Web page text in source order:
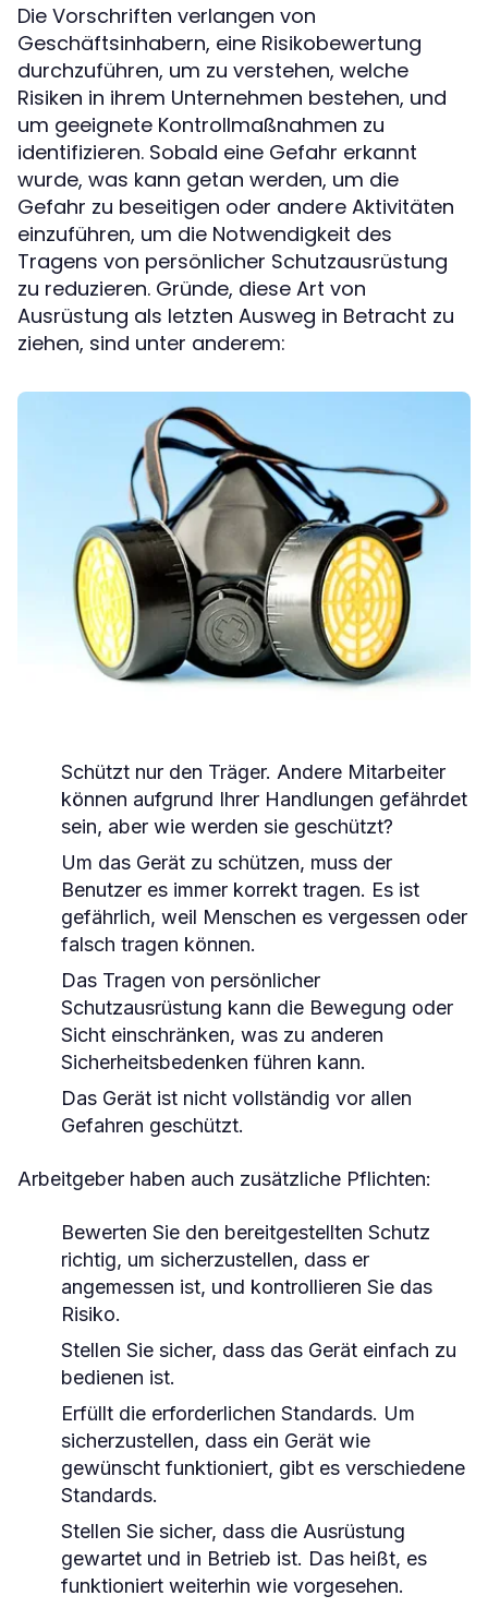
Die Vorschriften verlangen von
Geschäftsinhabern, eine Risikobewertung
durchzuführen, um zu verstehen, welche
Risiken in ihrem Unternehmen bestehen, und
um geeignete Kontrollmaßnahmen zu
identifizieren. Sobald eine Gefahr erkannt
wurde, was kann getan werden, um die
Gefahr zu beseitigen oder andere Aktivitäten
einzuführen, um die Notwendigkeit des
Tragens von persönlicher Schutzausrüstung
zu reduzieren. Gründe, diese Art von
Ausrüstung als letzten Ausweg in Betracht zu
ziehen, sind unter anderem:
Schützt nur den Träger. Andere Mitarbeiter
können aufgrund Ihrer Handlungen gefährdet
sein, aber wie werden sie geschützt?
Um das Gerät zu schützen, muss der
Benutzer es immer korrekt tragen. Es ist
gefährlich, weil Menschen es vergessen oder
falsch tragen können.
Das Tragen von persönlicher
Schutzausrüstung kann die Bewegung oder
Sicht einschränken, was zu anderen
Sicherheitsbedenken führen kann.
Das Gerät ist nicht vollständig vor allen
Gefahren geschützt.
Arbeitgeber haben auch zusätzliche Pflichten:
Bewerten Sie den bereitgestellten Schutz
richtig, um sicherzustellen, dass er
angemessen ist, und kontrollieren Sie das
Risiko.
Stellen Sie sicher, dass das Gerät einfach zu
bedienen ist.
Erfüllt die erforderlichen Standards. Um
sicherzustellen, dass ein Gerät wie
gewünscht funktioniert, gibt es verschiedene
Standards.
Stellen Sie sicher, dass die Ausrüstung
gewartet und in Betrieb ist. Das heißt, es
funktioniert weiterhin wie vorgesehen.